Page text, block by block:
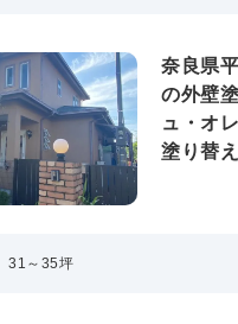
奈良県
の外壁
ュ・オ
塗り替
31～35坪